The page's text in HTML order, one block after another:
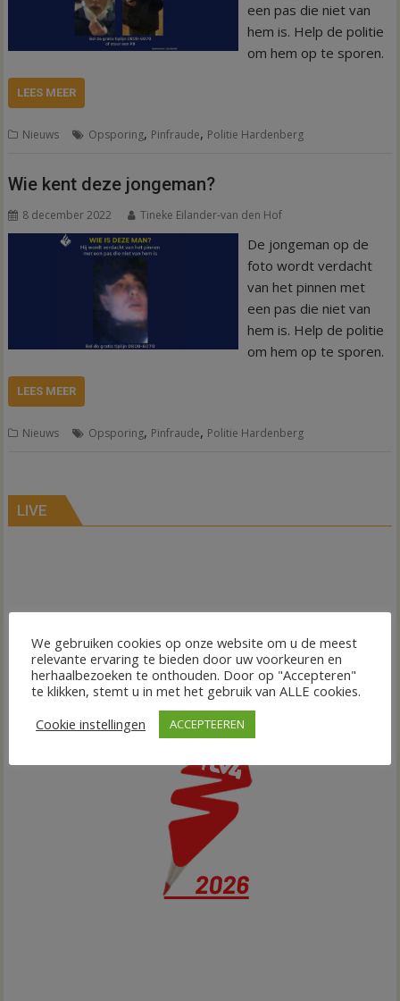
een pas die niet van
hem is. Help de politie
om hem op te sporen.
LEES MEER
Nieuws Opsporing, Pinfraude, Politie Hardenberg
Wie kent deze jongeman?
8 december 2022 Tineke Eilander-van den Hof
De jongeman op de
foto wordt verdacht
van het pinnen met
een pas die niet van
hem is. Help de politie
om hem op te sporen.
LEES MEER
Nieuws Opsporing, Pinfraude, Politie Hardenberg
LIVE
We gebruiken cookies op onze website om u de meest
relevante ervaring te bieden door uw voorkeuren en
herhaalbezoeken te onthouden. Door op "Accepteren"
te klikken, stemt u in met het gebruik van ALLE cookies.
Cookie instellingen
ACCEPTEEREN